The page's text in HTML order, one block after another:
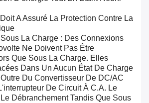
A Assuré La Protection Contre La
La Charge : Des Connexions
Ne Doivent Pas Être
Que Sous La Charge. Elles
Dans Un Aucun État De Charge
Du Convertisseur De DC/AC
De Circuit À C.A. Le
Débranchement Tandis Que Sous